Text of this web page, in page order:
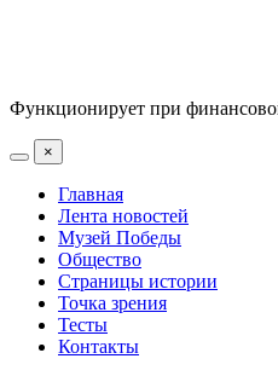
Функционирует при
×
Главная
Лента новостей
Музей Победы
Общество
Страницы истории
Точка зрения
Тесты
Контакты